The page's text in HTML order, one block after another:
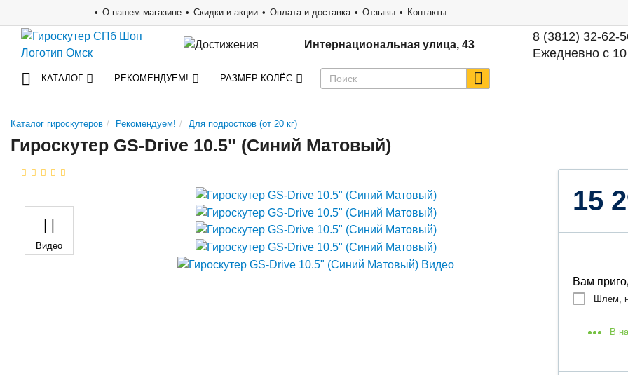
О нашем магазине Скидки и акции Оплата и доставка Отзывы Контакты
Интернациональная улица, 43
8 (3812) 32-62-
Ежедневно с
КАТАЛОГ РЕКОМЕНДУЕМ! РАЗМЕР КОЛЁС
Каталог гироскутеров Рекомендуем! Для подростков (от 20 кг)
Гироскутер GS-Drive 10.5" (Синий Матовый)
Видео
15
Вам
Шлем,
В